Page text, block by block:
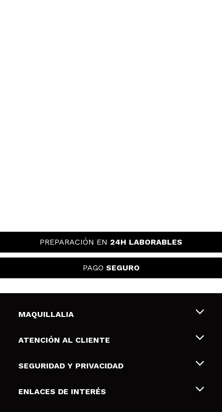
PREPARACIÓN EN 24H LABORABLES
PAGO SEGURO
MAQUILLALIA
Sobre nosotros
Tarjetas de Regalo
ATENCIÓN AL CLIENTE
Envíos y devoluciones
Formas de pago
SEGURIDAD Y PRIVACIDAD
Terminos y condiciones de uso
ENLACES DE INTERÉS